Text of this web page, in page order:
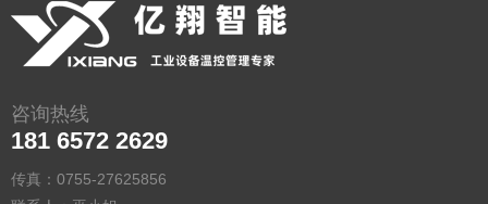
咨询热线
181 6572 2629
传真：0755-27625856